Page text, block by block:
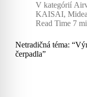
V kategórií
KAISAI, Midea
Read Time 7
Netradičná téma:
čerpadla”